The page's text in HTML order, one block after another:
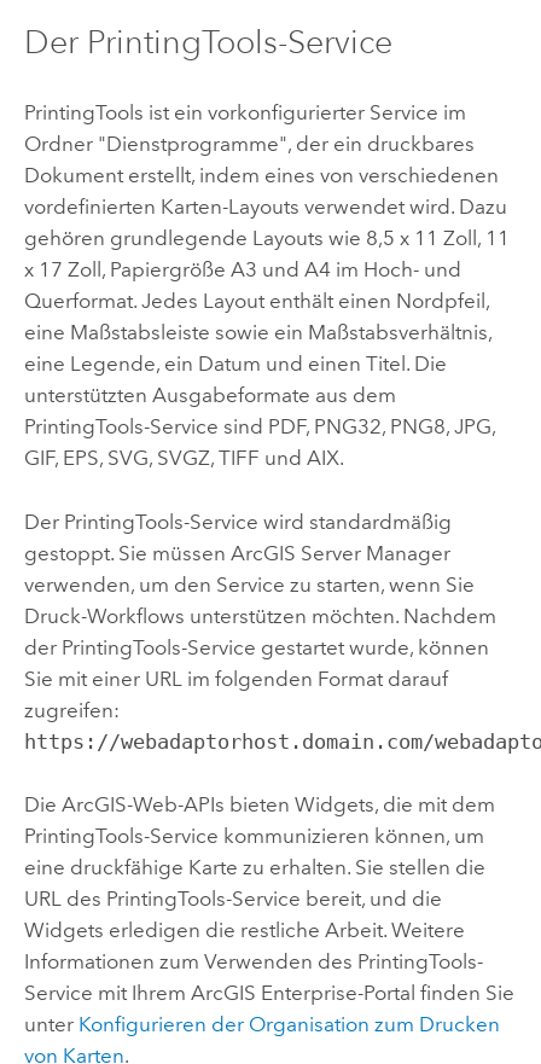
Der PrintingTools-Service
PrintingTools ist ein vorkonfigurierter Service im
Ordner "Dienstprogramme", der ein druckbares
Dokument erstellt, indem eines von verschiedenen
vordefinierten Karten-Layouts verwendet wird. Dazu
gehören grundlegende Layouts wie 8,5 x 11 Zoll, 11
x 17 Zoll, Papiergröße A3 und A4 im Hoch- und
Querformat. Jedes Layout enthält einen Nordpfeil,
eine Maßstabsleiste sowie ein Maßstabsverhältnis,
eine Legende, ein Datum und einen Titel. Die
unterstützten Ausgabeformate aus dem
PrintingTools-Service sind PDF, PNG32, PNG8, JPG,
GIF, EPS, SVG, SVGZ, TIFF und AIX.
Der PrintingTools-Service wird standardmäßig
gestoppt. Sie müssen ArcGIS ServerManager
verwenden, um den Service zu starten, wenn Sie
Druck-Workflows unterstützen möchten. Nachdem
der PrintingTools-Service gestartet wurde, können
Sie mit einer URL im folgenden Format darauf
zugreifen:
https://webadaptorhost.domain.com/
Die ArcGIS-Web-APIs bieten Widgets, die mit dem
PrintingTools-Service kommunizieren können, um
eine druckfähige Karte zu erhalten. Sie stellen die
URL des PrintingTools-Service bereit, und die
Widgets erledigen die restliche Arbeit. Weitere
Informationen zum Verwenden des PrintingTools-
Service mit Ihrem ArcGIS Enterprise-Portal finden Sie
unter Konfigurieren der Organisation zum Drucken
von Karten.